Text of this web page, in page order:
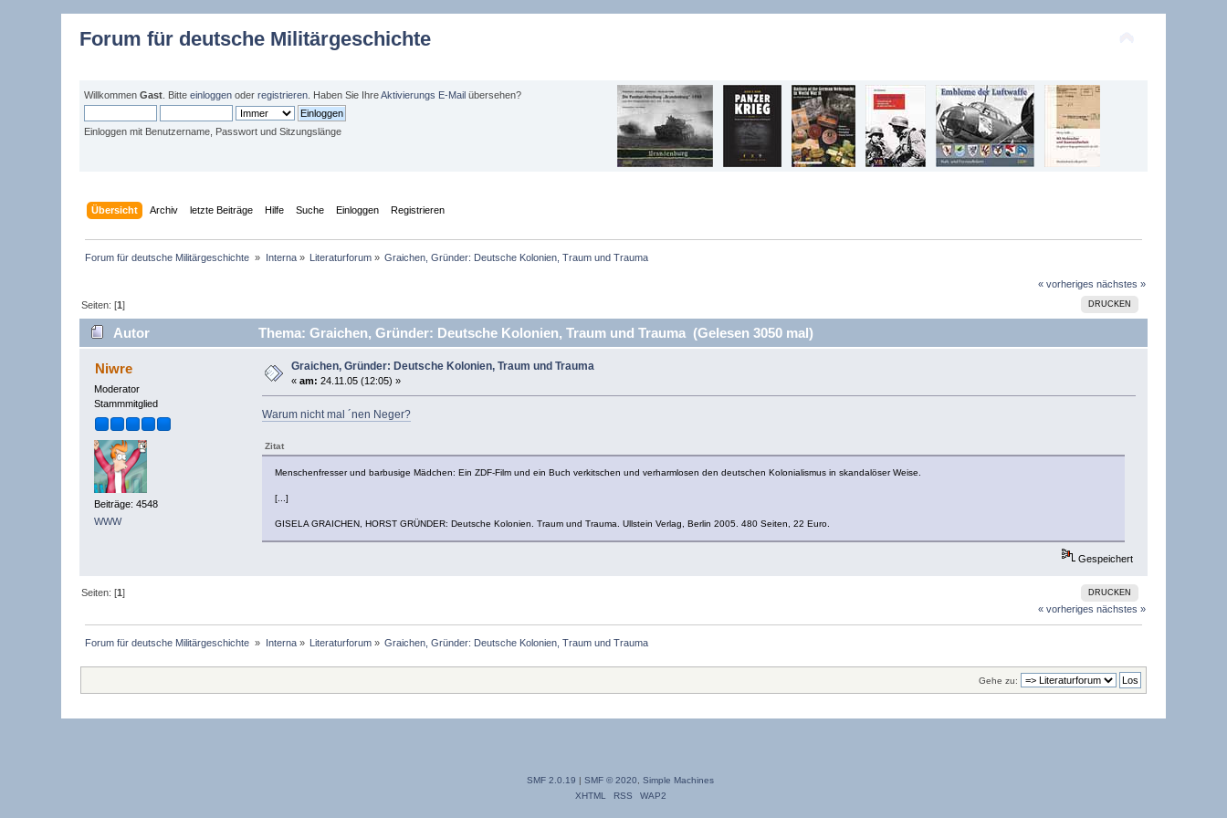
Forum für deutsche Militärgeschichte
WillkommenGast . Bitteeinloggen oderregistrieren . Haben Sie IhreAktivierungs E-Mail übersehen?
Einloggen mit Benutzername, Passwort und Sitzungslänge
Übersicht Archiv letzte Beiträge Hilfe Suche Einloggen Registrieren
Forum für deutsche Militärgeschichte » Interna» Literaturforum » Graichen, Gründer: Deutsche Kolonien, Traum und Trauma
« vorheriges nächstes »
DRUCKEN
Seiten: [1]
Autor Thema: Graichen, Gründer: Deutsche Kolonien, Traum und Trauma (Gelesen 3050 mal)
Niwre
Moderator
Stammmitglied
Beiträge: 4548
WWW
Graichen, Gründer: Deutsche Kolonien, Traum und Trauma
«am: 24.11.05 (12:05) »
Warum nicht mal ´nen Neger?
Zitat
Menschenfresser und barbusige Mädchen: Ein ZDF-Film und ein Buch verkitschen und verharmlosen den deutschen Kolonialismus in skandalöser Weise.
[...]
GISELA GRAICHEN, HORST GRÜNDER: Deutsche Kolonien. Traum und Trauma. Ullstein Verlag, Berlin 2005. 480 Seiten, 22 Euro.
Gespeichert
DRUCKEN
Seiten: [1]
« vorheriges nächstes »
Forum für deutsche Militärgeschichte » Interna» Literaturforum » Graichen, Gründer: Deutsche Kolonien, Traum und Trauma
Gehe zu:
SMF 2.0.19 SMF © 2020, Simple Machines
XHTML
RSS WAP2